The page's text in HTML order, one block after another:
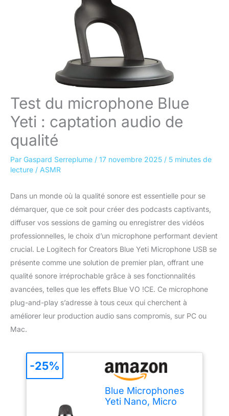
Test du microphone Blue
Yeti : captation audio de
qualité
Par Gaspard Serreplume / 17 novembre 2025 / 5 minutes de
lecture / ASMR
Dans un monde où la qualité sonore est essentielle pour se
démarquer, que ce soit pour créer des podcasts captivants,
diffuser vos sessions de gaming ou enregistrer des vidéos
professionnelles, le choix d’un microphone performant devient
crucial. Le Logitech for Creators Blue Yeti Microphone USB se
présente comme une solution de premier plan, offrant une
qualité sonore irréprochable grâce à ses fonctionnalités
avancées, telles que les effets Blue VO !CE. Ce microphone
plug-and-play s’adresse à tous ceux qui cherchent à
améliorer leur production audio sans compromis, sur PC ou
Mac.
Blue Microphones
Yeti Nano, Micro
-25%